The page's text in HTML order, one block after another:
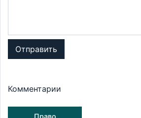
Отправить
Комментарии
Право